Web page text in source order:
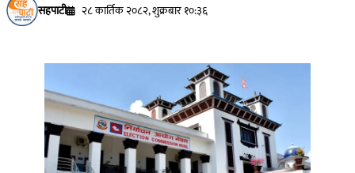
सहपाटी २८ कार्तिक २०८२, शुक्रबार १०:३६